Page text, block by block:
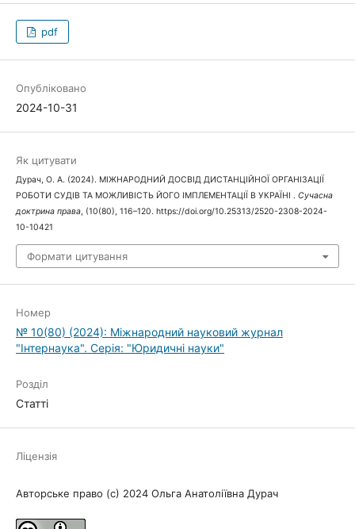
pdf
Опубліковано
2024-10-31
Як цитувати
Дурач, О. А. (2024). МІЖНАРОДНИЙ ДОСВІД ДИСТАНЦІЙНОЇ ОРГАНІЗАЦІЇ
РОБОТИ СУДІВ ТА МОЖЛИВІСТЬ ЙОГО ІМПЛЕМЕНТАЦІЇ В УКРАЇНІ . Сучасна
доктрина права, (10(80), 116–120. https://doi.org/10.25313/2520-2308-2024-
10-10421
Формати цитування
Номер
№ 10(80) (2024): Міжнародний науковий журнал
"Інтернаука". Серія: "Юридичні науки"
Розділ
Статті
Ліцензія
Авторське право (c) 2024 Ольга Анатоліївна Дурач